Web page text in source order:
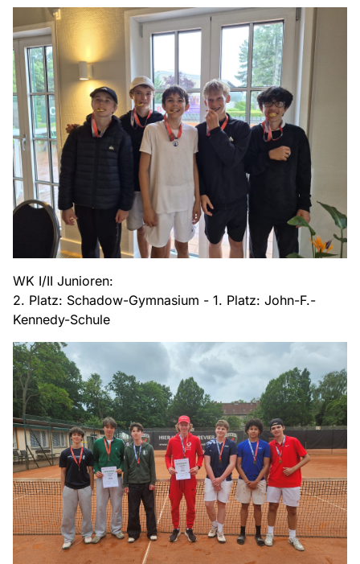
WK I/II Junioren:
2. Platz: Schadow-Gymnasium - 1. Platz: John-F.-
Kennedy-Schule